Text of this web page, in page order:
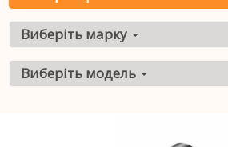
Виберіть марку
Виберіть модель